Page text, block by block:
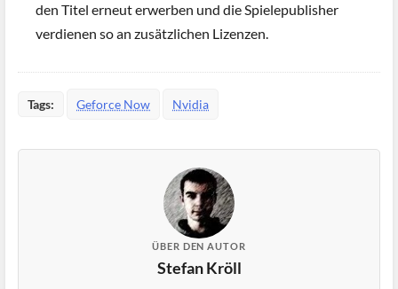
den Titel erneut erwerben und die Spielepublisher
verdienen so an zusätzlichen Lizenzen.
Tags: Geforce Now Nvidia
ÜBER DEN AUTOR
Stefan Kröll